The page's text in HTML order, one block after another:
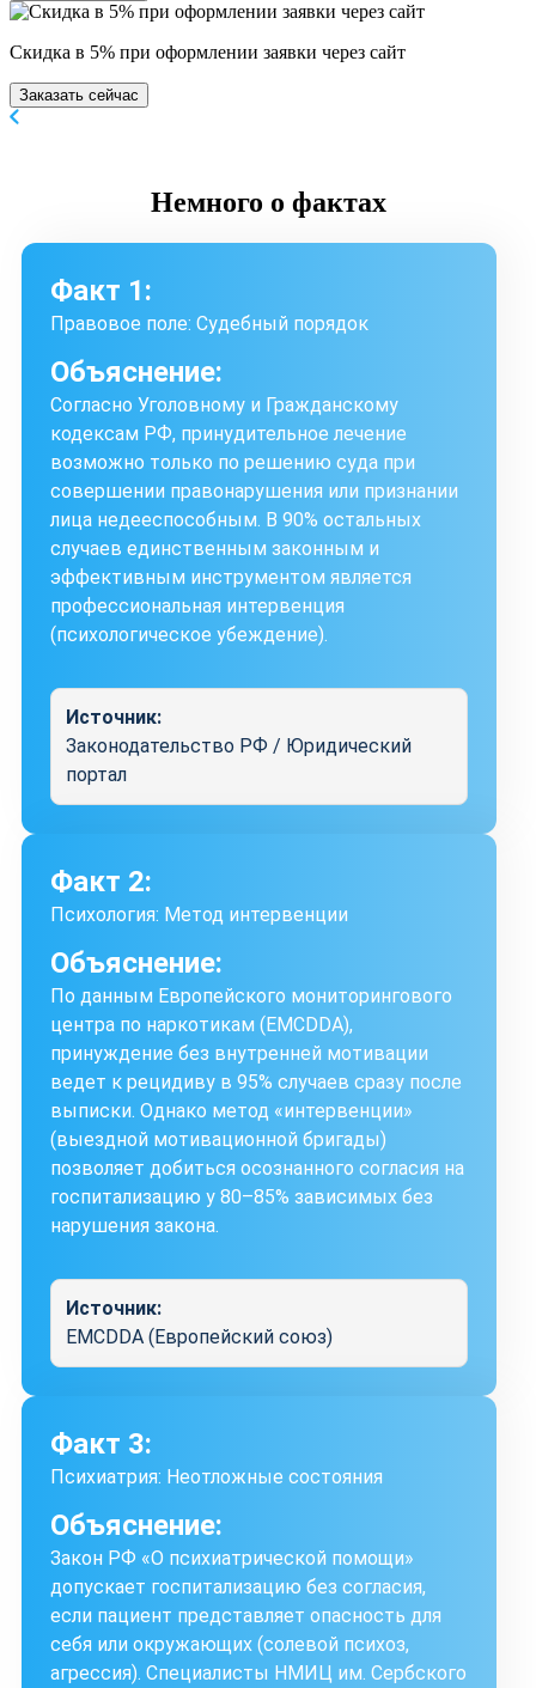
Скидка в 5% при оформлении заявки через сайт
Заказать сейчас
Немного о фактах
Факт 1:
Правовое поле: Судебный порядок
Объяснение:
Согласно Уголовному и Гражданскому
кодексам РФ, принудительное лечение
возможно только по решению суда при
совершении правонарушения или признании
лица недееспособным. В 90% остальных
случаев единственным законным и
эффективным инструментом является
профессиональная интервенция
(психологическое убеждение).
Источник:
Законодательство РФ / Юридический
портал
Факт 2:
Психология: Метод интервенции
Объяснение:
По данным Европейского мониторингового
центра по наркотикам (EMCDDA),
принуждение без внутренней мотивации
ведет к рецидиву в 95% случаев сразу после
выписки. Однако метод «интервенции»
(выездной мотивационной бригады)
позволяет добиться осознанного согласия на
госпитализацию у 80–85% зависимых без
нарушения закона.
Источник:
EMCDDA (Европейский союз)
Факт 3:
Психиатрия: Неотложные состояния
Объяснение:
Закон РФ «О психиатрической помощи»
допускает госпитализацию без согласия,
если пациент представляет опасность для
себя или окружающих (солевой психоз,
агрессия). Специалисты НМИЦ им. Сербского